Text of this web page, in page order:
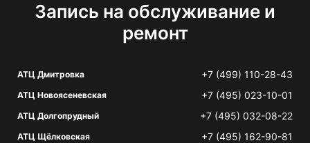
Запись на обслуживание и
ремонт
АТЦ Дмитровка +7 (499) 110-28-43
АТЦ Новоясеневская +7 (495) 023-10-01
АТЦ Долгопрудный +7 (495) 032-08-22
АТЦ Щёлковская +7 (495) 162-90-81